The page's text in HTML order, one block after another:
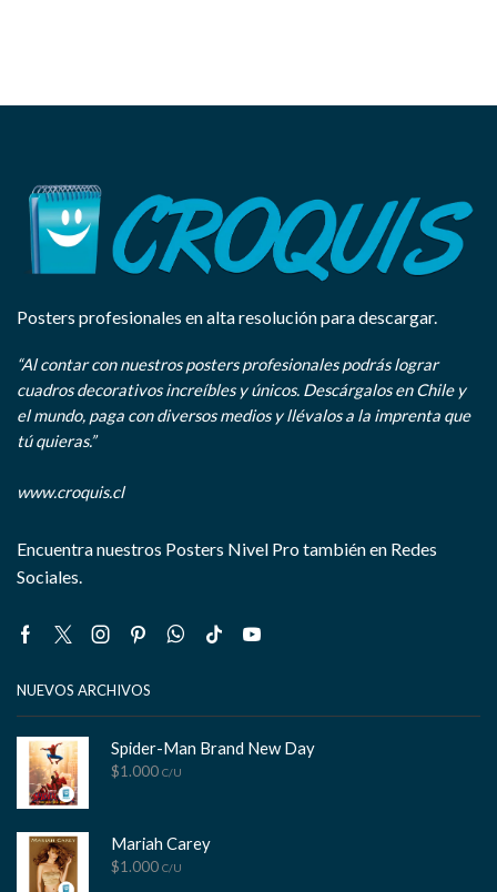
Posters profesionales en alta resolución para descargar.
“Al contar con nuestros posters profesionales podrás lograr
cuadros decorativos increíbles y únicos. Descárgalos en Chile y
el mundo, paga con diversos medios y llévalos a la imprenta que
tú quieras.”
www.croquis.cl
Encuentra nuestros Posters Nivel Pro también en Redes
Sociales.
Facebook
TwitterInstagram
PinterestWhatsapp
Tik- Youtube
NUEVOS ARCHIVOS
Spider-Man Brand New Day
$1.000 C/U
Mariah Carey
$1.000 C/U